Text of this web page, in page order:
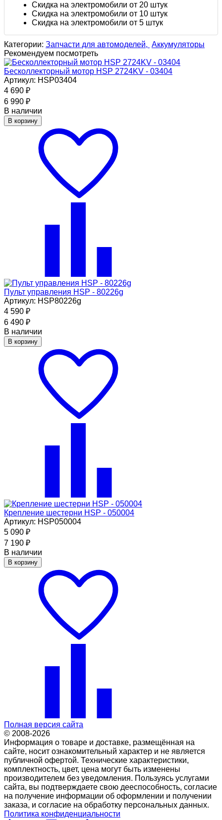
Скидка на электромобили от 20 штук
Скидка на электромобили от 10 штук
Скидка на электромобили от 5 штук
Категории: Запчасти для автомоделей, Аккумуляторы
Рекомендуем посмотреть
Бесколлекторный мотор HSP 2724KV - 03404
Артикул: HSP03404
4 690 ₽
6 990 ₽
В наличии
В корзину
Пульт управления HSP - 80226g
Артикул: HSP80226g
4 590 ₽
6 490 ₽
В наличии
В корзину
Крепление шестерни HSP - 050004
Артикул: HSP050004
5 090 ₽
7 190 ₽
В наличии
В корзину
Полная версия сайта
© 2008-2026
Информация о товаре и доставке, размещённая на
сайте, носит ознакомительный характер и не является
публичной офертой. Технические характеристики,
комплектность, цвет, цена могут быть изменены
производителем без уведомления. Пользуясь услугами
сайта, вы подтверждаете свою дееспособность, согласие
на получение информации об оформлении и получении
заказа, и согласие на обработку персональных данных.
Политика конфиденциальности